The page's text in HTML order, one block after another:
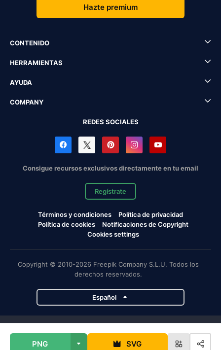
PNG SVG
Hazte premium
CONTENIDO
HERRAMIENTAS
AYUDA
COMPANY
REDES SOCIALES
Consigue recursos exclusivos directamente en tu email
Regístrate
Términos y condiciones
Política de privacidad
Política de cookies
Notificaciones de Copyright
Cookies settings
Copyright © 2010-2026 Freepik Company S.L.U. Todos los
derechos reservados.
Español